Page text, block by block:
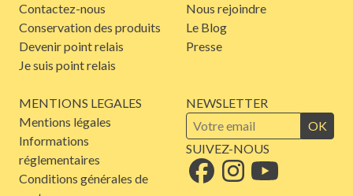
Contactez-nous
Conservation des produits
Devenir point relais
Je suis point relais
Nous rejoindre
Le Blog
Presse
MENTIONS LEGALES
Mentions légales
Informations
réglementaires
Conditions générales de
NEWSLETTER
OK
SUIVEZ-NOUS